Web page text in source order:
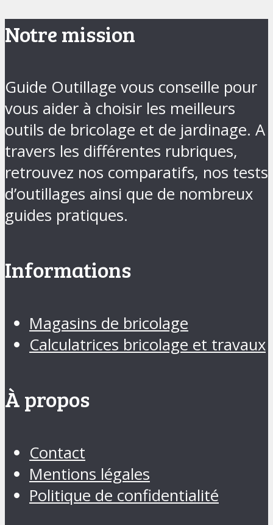
Notre mission
Guide Outillage vous conseille pour
vous aider à choisir les meilleurs
outils de bricolage et de jardinage. A
travers les différentes rubriques,
retrouvez nos comparatifs, nos tests
d’outillages ainsi que de nombreux
guides pratiques.
Informations
Magasins de bricolage
Calculatrices bricolage et travaux
À propos
Contact
Mentions légales
Politique de confidentialité